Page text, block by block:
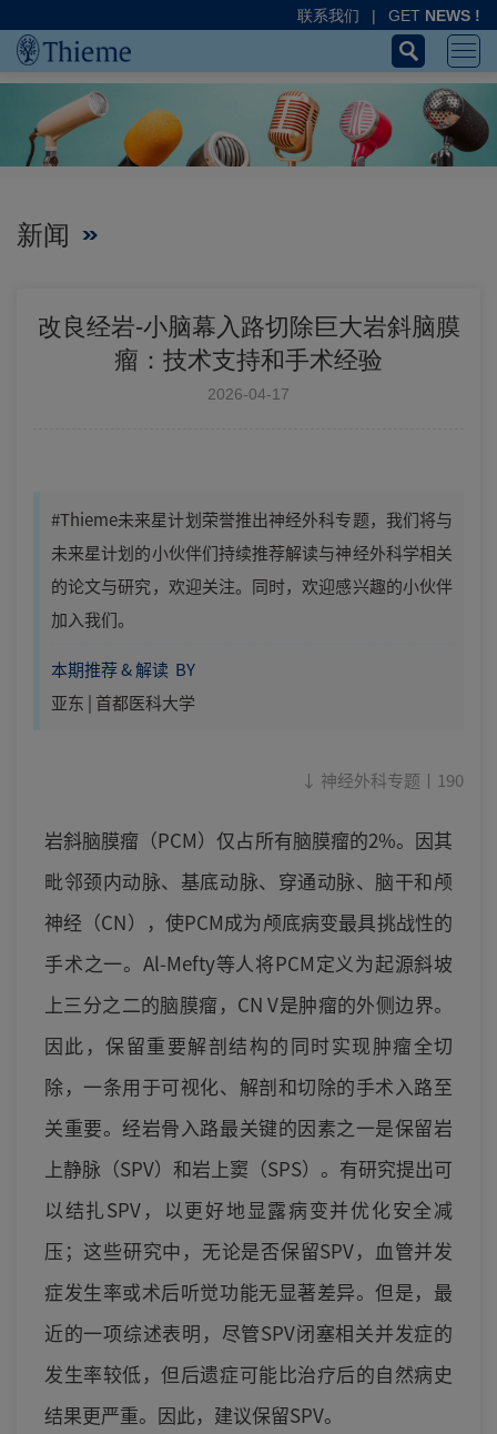
联系我们 | GET NEWS !
新闻
改良经岩-小脑幕入路切除巨大岩斜脑膜
瘤：技术支持和手术经验
2026-04-17
#Thieme未来星计划荣誉推出神经外科专题，我们将与
未来星计划的小伙伴们持续推荐解读与神经外科学相关
的论文与研究，欢迎关注。同时，欢迎感兴趣的小伙伴
加入我们。
本期推荐 & 解读 BY
亚东 | 首都医科大学
↓ 神经外科专题丨190
岩斜脑膜瘤（PCM）仅占所有脑膜瘤的2%。因其
毗邻颈内动脉、基底动脉、穿通动脉、脑干和颅
神经（CN），使PCM成为颅底病变最具挑战性的
手术之一。Al-Mefty等人将PCM定义为起源斜坡
上三分之二的脑膜瘤，CN V是肿瘤的外侧边界。
因此，保留重要解剖结构的同时实现肿瘤全切
除，一条用于可视化、解剖和切除的手术入路至
关重要。经岩骨入路最关键的因素之一是保留岩
上静脉（SPV）和岩上窦（SPS）。有研究提出可
以结扎SPV，以更好地显露病变并优化安全减
压；这些研究中，无论是否保留SPV，血管并发
症发生率或术后听觉功能无显著差异。但是，最
近的一项综述表明，尽管SPV闭塞相关并发症的
发生率较低，但后遗症可能比治疗后的自然病史
结果更严重。因此，建议保留SPV。